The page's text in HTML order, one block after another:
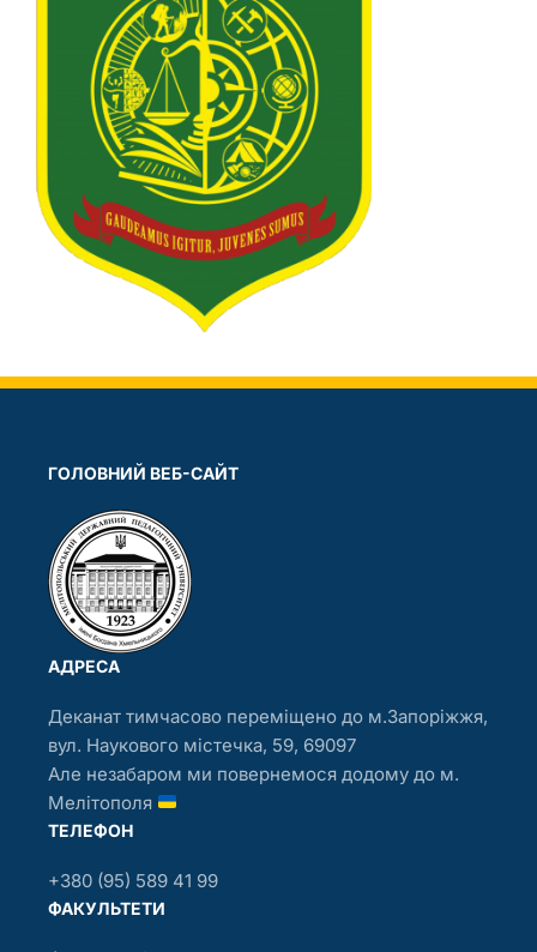
ГОЛОВНИЙ ВЕБ-САЙТ
АДРЕСА
Деканат тимчасово переміщено до м.Запоріжжя,
вул. Наукового містечка, 59, 69097
Але незабаром ми повернемося додому до м.
Мелітополя
ТЕЛЕФОН
+380 (95) 589 41 99
ФАКУЛЬТЕТИ